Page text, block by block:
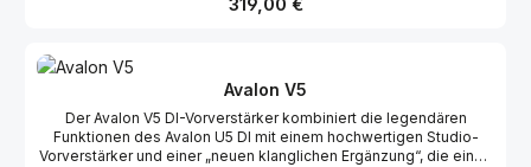
319,00 €
Avalon V5
Der Avalon V5 DI-Vorverstärker kombiniert die legendären
Funktionen des Avalon U5 DI mit einem hochwertigen Studio-
Vorverstärker und einer „neuen klanglichen Ergänzung“, die einen